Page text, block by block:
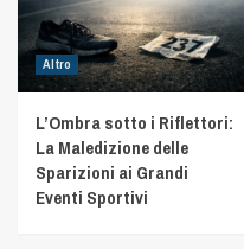
Altro
L’Ombra sotto i Riflettori:
La Maledizione delle
Sparizioni ai Grandi
Eventi Sportivi